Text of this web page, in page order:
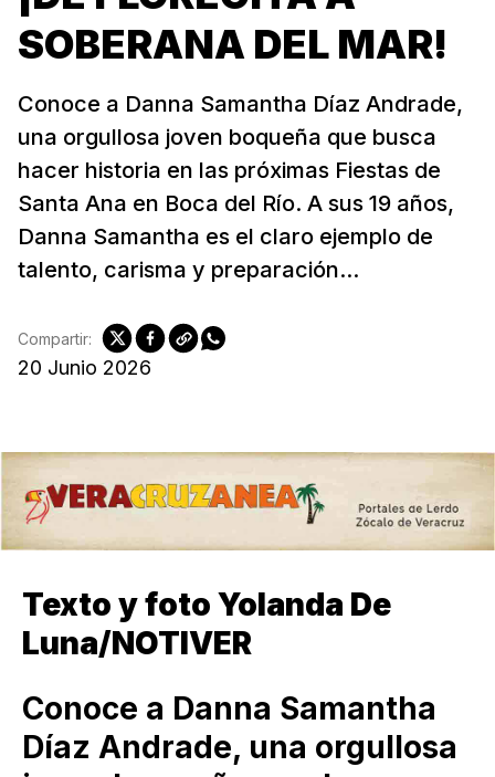
SOBERANA DEL MAR!
Conoce a Danna Samantha Díaz Andrade,
una orgullosa joven boqueña que busca
hacer historia en las próximas Fiestas de
Santa Ana en Boca del Río. A sus 19 años,
Danna Samantha es el claro ejemplo de
talento, carisma y preparación...
20 Junio 2026
Compartir:
Texto y foto Yolanda De
Luna/NOTIVER
Conoce a Danna Samantha
Díaz Andrade, una orgullosa